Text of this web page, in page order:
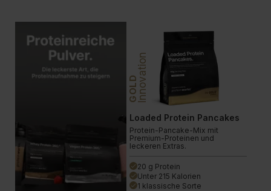
GOLDInnovation
Loaded Protein Pancakes
Protein-Pancake-Mix mit
Premium-Proteinen und
leckeren Extras.
done 20 g Protein
done Unter 215 Kalorien
done 1 klassische Sorte